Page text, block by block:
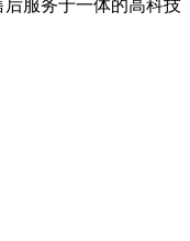
服务于一体的高科技